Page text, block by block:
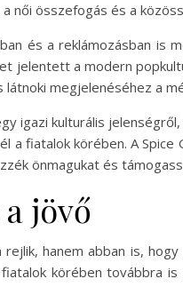
női összefogás és a
és a reklámozásban is
jelentett a modern
megjelenéséhez a
igazi kulturális
a fiatalok körében. A
önmagukat és
jövő
hanem abban is,
körében továbbra